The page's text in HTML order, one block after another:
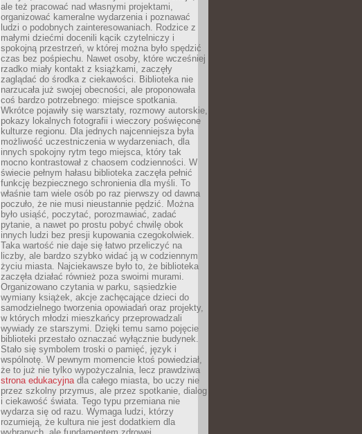
ale też pracować nad własnymi projektami,
organizować kameralne wydarzenia i poznawać
ludzi o podobnych zainteresowaniach. Rodzice z
małymi dziećmi docenili kącik czytelniczy i
spokojną przestrzeń, w której można było spędzić
czas bez pośpiechu. Nawet osoby, które wcześniej
rzadko miały kontakt z książkami, zaczęły
zaglądać do środka z ciekawości. Biblioteka nie
narzucała już swojej obecności, ale proponowała
coś bardzo potrzebnego: miejsce spotkania.
Wkrótce pojawiły się warsztaty, rozmowy autorskie,
pokazy lokalnych fotografii i wieczory poświęcone
kulturze regionu. Dla jednych najcenniejsza była
możliwość uczestniczenia w wydarzeniach, dla
innych spokojny rytm tego miejsca, który tak
mocno kontrastował z chaosem codzienności. W
świecie pełnym hałasu biblioteka zaczęła pełnić
funkcję bezpiecznego schronienia dla myśli. To
właśnie tam wiele osób po raz pierwszy od dawna
poczuło, że nie musi nieustannie pędzić. Można
było usiąść, poczytać, porozmawiać, zadać
pytanie, a nawet po prostu pobyć chwilę obok
innych ludzi bez presji kupowania czegokolwiek.
Taka wartość nie daje się łatwo przeliczyć na
liczby, ale bardzo szybko widać ją w codziennym
życiu miasta. Najciekawsze było to, że biblioteka
zaczęła działać również poza swoimi murami.
Organizowano czytania w parku, sąsiedzkie
wymiany książek, akcje zachęcające dzieci do
samodzielnego tworzenia opowiadań oraz projekty,
w których młodzi mieszkańcy przeprowadzali
wywiady ze starszymi. Dzięki temu samo pojęcie
biblioteki przestało oznaczać wyłącznie budynek.
Stało się symbolem troski o pamięć, język i
wspólnotę. W pewnym momencie ktoś powiedział,
że to już nie tylko wypożyczalnia, lecz prawdziwa
strona edukacyjnadla całego miasta, bo uczy nie
przez szkolny przymus, ale przez spotkanie, dialog
i ciekawość świata. Tego typu przemiana nie
wydarza się od razu. Wymaga ludzi, którzy
rozumieją, że kultura nie jest dodatkiem dla